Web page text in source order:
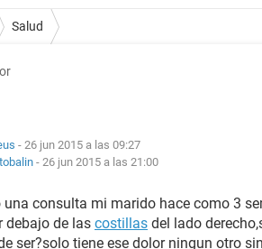
Salud
- 26 jun 2015 a las 09:27
- 26 jun 2015 a las 21:00
una consulta mi marido hace como 3
debajo de las costillas del lado
ser?solo tiene ese dolor ningun otro